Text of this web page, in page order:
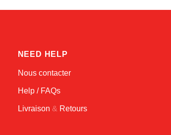
NEED HELP
Nous contacter
Help / FAQs
Livraison & Retours